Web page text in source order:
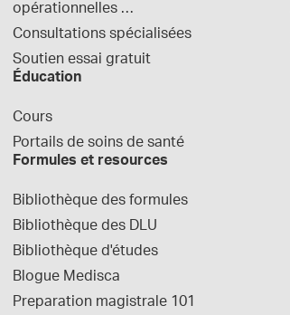
opérationnelles
normalisées
Consultations spécialisées
Soutien essai gratuit
Éducation
Cours
Portails de soins de santé
Formules et resources
Bibliothèque des formules
Bibliothèque des DLU
Bibliothèque d'études
Blogue Medisca
Preparation magistrale 101